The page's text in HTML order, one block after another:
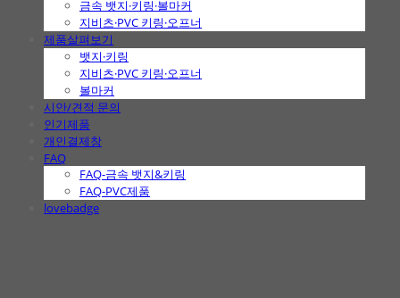
금속 뱃지·키링·볼마커
지비츠·PVC 키링·오프너
제품살펴보기
뱃지·키링
지비츠·PVC 키링·오프너
볼마커
시안/견적 문의
인기제품
개인결제창
FAQ
FAQ-금속 뱃지&키링
FAQ-PVC제품
lovebadge